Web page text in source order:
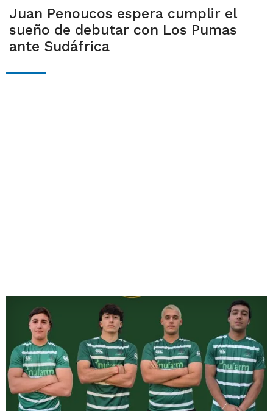
Juan Penoucos espera cumplir el
sueño de debutar con Los Pumas
ante Sudáfrica